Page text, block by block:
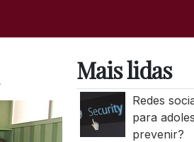
Mais lidas
Redes
para
prevenir?